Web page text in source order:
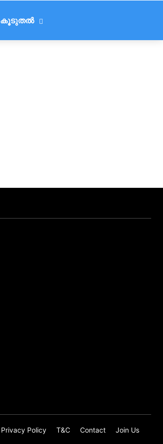
കൂടുതൽ
Privacy Policy T&C Contact Join Us